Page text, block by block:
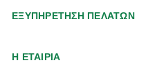
ΕΞΥΠΗΡΕΤΗΣΗ ΠΕΛΑΤΩΝ
Η ΕΤΑΙΡΙΑ